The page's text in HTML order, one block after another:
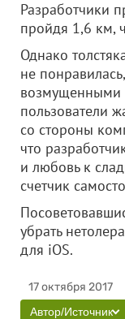
Разработчики
пройдя 1,6 км,
Однако
не
возмущенными
пользователи
со стороны
что
и любовь к
счетчик
убрать
для iOS.
17 октября 2017
Автор/Источник